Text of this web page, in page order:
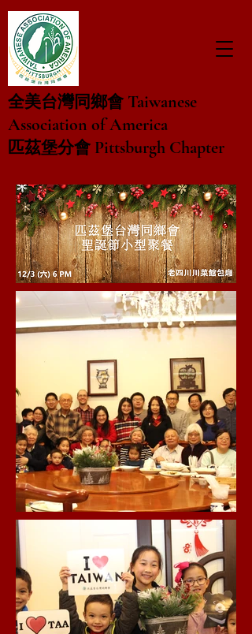
全美台灣同鄉會 Taiwanese
Association of America
匹茲堡分會 Pittsburgh Chapter